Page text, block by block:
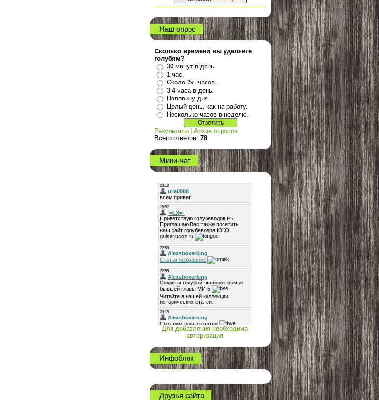
Наш опрос
Сколько времени вы уделяете
голубям?
30 минут в день.
1 час.
Около 2х. часов.
3-4 часа в день.
Половину дня.
Целый день, как на работу.
Несколько часов в неделю.
Результаты | Архив опросов
Всего ответов: 78
Мини-чат
Для добавления необходима
авторизация
Инфоблок
Друзья сайта